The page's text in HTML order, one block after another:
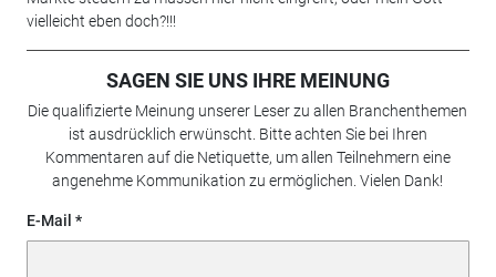
vielleicht eben doch?!!!
SAGEN SIE UNS IHRE MEINUNG
Die qualifizierte Meinung unserer Leser zu allen Branchenthemen
ist ausdrücklich erwünscht. Bitte achten Sie bei Ihren
Kommentaren auf die Netiquette, um allen Teilnehmern eine
angenehme Kommunikation zu ermöglichen. Vielen Dank!
E-Mail